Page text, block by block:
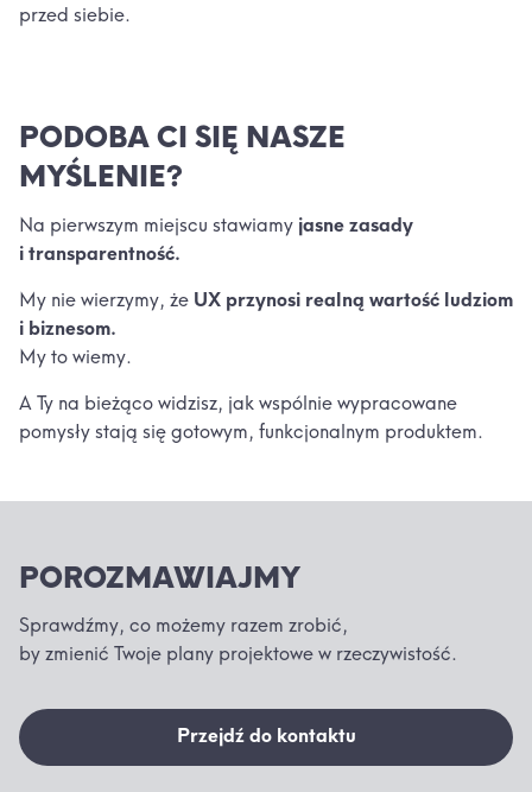
przed siebie.
PODOBA CI SIĘ NASZE
MYŚLENIE?
Na pierwszym miejscu stawiamy jasne zasady
i transparentność.
My nie wierzymy, że UX przynosi realną wartość ludziom
i biznesom.
My to wiemy.
A Ty na bieżąco widzisz, jak wspólnie wypracowane
pomysły stają się gotowym, funkcjonalnym produktem.
POROZMAWIAJMY
Sprawdźmy, co możemy razem zrobić,
by zmienić Twoje plany projektowe w rzeczywistość.
Przejdź do kontaktu